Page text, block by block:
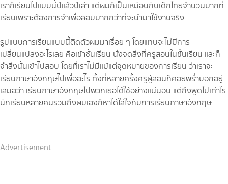
เราก็เรียนไปแบบนี้ปีแล้วปีเล่า แต่ผมก็เป็นเหมือนกับเด็กไทยจำนวนมากที่
เรียนเพราะต้องการจำเพื่อสอบมากกว่าที่จะนำมาใช้งานจริง
รูปแบบการเรียนแบบนี้ติดตัวผมมาเรื่อย ๆ โดยแทบจะไม่มีการ
เปลี่ยนแปลงอะไรเลย คือเข้าชั้นเรียน นั่งจดสิ่งที่ครูสอนในชั้นเรียน และก็
จำสิ่งนั้นเข้าไปสอบ โดยที่เราไม่มีแม้แต่จุดหมายของการเรียน ว่าเราจะ
เรียนภาษาอังกฤษไปเพื่ออะไร ทั้งที่หลายครั้งครูผู้สอนก็คอยพร่ำบอกอยู่
เสมอว่า เรียนภาษาอังกฤษไปพวกเธอได้ใช้อย่างแน่นอน แต่ถึงพูดไปเท่าไร
นักเรียนหลายคนรวมถึงผมเองก็หาได้ใส่ใจกับการเรียนภาษาอังกฤษ
Advertisement